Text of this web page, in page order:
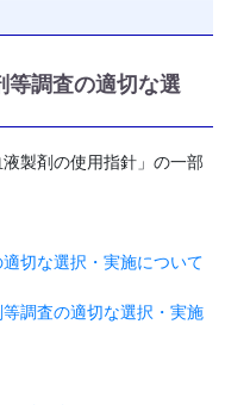
等調査の適切な選
製剤の使用指針」の一部
切な選択・実施について
調査の適切な選択・実施